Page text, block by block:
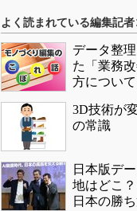
よく読まれている編集記
データ整
た「業務
方について
3D技術が
の常識
日本版デ
地はどこ
日本の勝